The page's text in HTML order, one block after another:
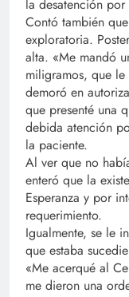
la desatención
Contó también
exploratoria.
alta. «Me mandó
miligramos, que le
demoró en
que presenté una
debida atención
la paciente.
Al ver que no
enteró que la
Esperanza y por
requerimiento.
Igualmente, se le
que estaba
«Me acerqué al
me dieron una